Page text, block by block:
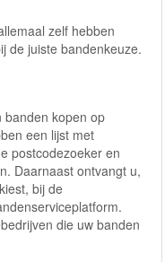
zelf hebben
de juiste bandenkeuze.
banden kopen op
een lijst met
postcodezoeker en
Daarnaast ontvangt u,
bij de
die uw banden